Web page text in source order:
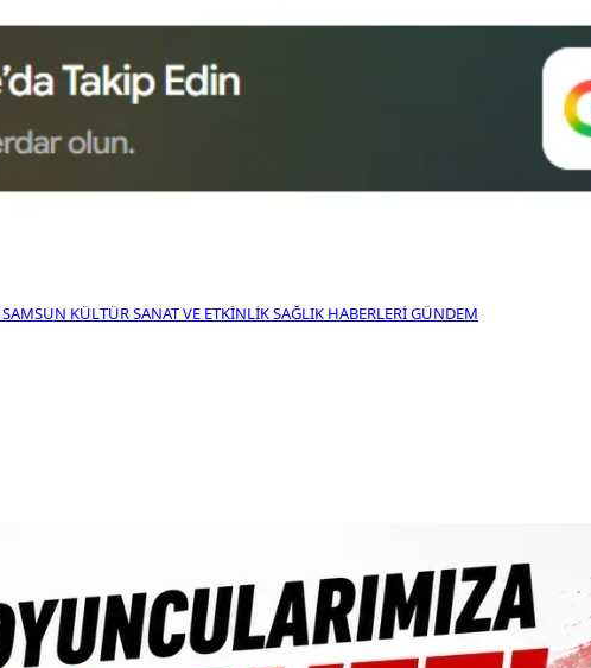
SAMSUN KÜLTÜR SANAT VE ETKINLIKSAĞLIK HABERLERIGÜNDEM